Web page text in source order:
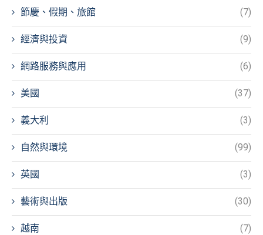
節慶、假期、旅館 (7)
經濟與投資 (9)
網路服務與應用 (6)
美國 (37)
義大利 (3)
自然與環境 (99)
英國 (3)
藝術與出版 (30)
越南 (7)